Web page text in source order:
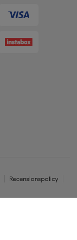
Recensionspolicy